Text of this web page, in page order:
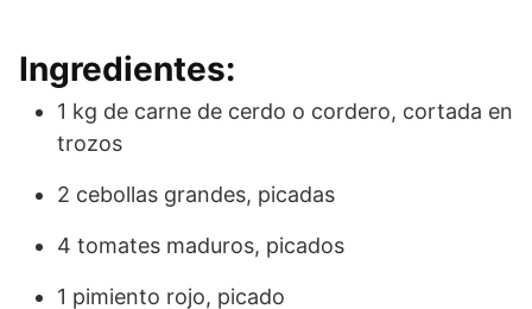
Ingredientes:
1 kg de carne de cerdo o cordero, cortada en
trozos
2 cebollas grandes, picadas
4 tomates maduros, picados
1 pimiento rojo, picado